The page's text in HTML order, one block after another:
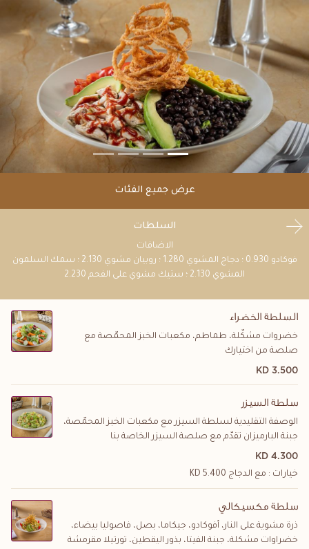
عرض جميع الفئات
السلطات
الاضافات
فوكادو 0.930 ؛ دجاج المشوي 1.280 ؛ روبيان مشوي 2.130 ؛ سمك السلمون
المشوي 2.130 ؛ ستيك مشوي على الفحم 2.230
السلطة الخضراء
خضروات مشكّلة، طماطم، مكعبات الخبز المحمّصة مع
صلصة من اختيارك
3.500 KD
سلطة السيزر
الوصفة التقليدية لسلطة السيزر مع مكعبات الخبز المحمّصة،
جبنة البارميزان تقدّم مع صلصة السيزر الخاصة بنا
4.300 KD
خيارات : مع الدجاج 5.400
سلطة مكسيكالي
ذرة مشوية على النار، أفوكادو، جيكاما، بصل، فاصوليا بيضاء،
خضراوات مشكلة، جبنة الفيتا، بذور اليقطين، تورتيلا مقرمشة